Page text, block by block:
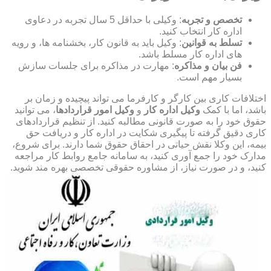
تخصص و تجربه
: وکیلی با حداقل 5 سال تجربه در دعاوی
اداره کار انتخاب کنید.
تسلط به قوانین: وکیل باید به قانون کار، بخشنامه ها، و رویه
های اداره کار مسلط باشد.
فن بیان و مذاکره: مهارت در مذاکره برای جلسات سازش
بسیار مهم است.
اختلافات کاری بین کارگر و کارفرما می تواند پیچیده و زمان بر
باشد، اما با کمک وکیل اداره کار و وکیل امور قراردادها، می توانید
حقوق خود را به صورت قانونی مطالبه کنید. از تنظیم قراردادهای
کاری دقیق گرفته تا پیگیری شکایت در اداره کار و دریافت حق
بیمه، این وکلا نقش حیاتی در احقاق حقوق شما دارند. برای شروع،
مدارک خود را جمع آوری کنید، به سامانه جامع روابط کار مراجعه
کنید، و در صورت نیاز، از مشاوره حقوقی تخصصی بهره مند شوید.